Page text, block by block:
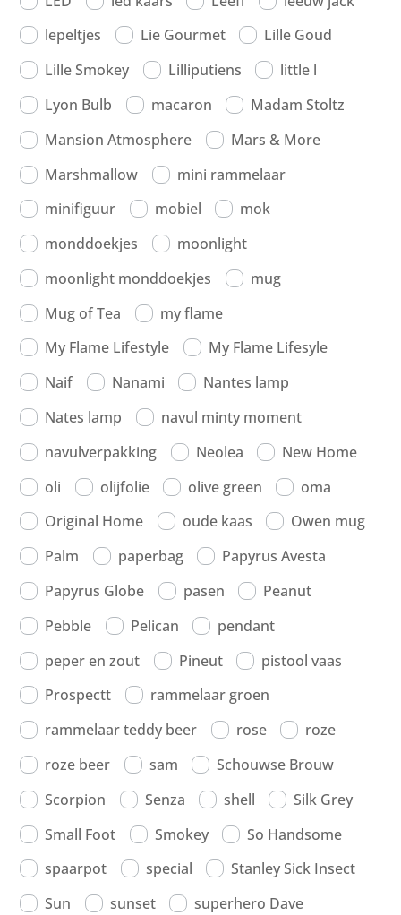
lepeltjes
Lie Gourmet
Lille Goud
Lille Smokey
Lilliputiens
little l
Lyon Bulb
macaron
Madam Stoltz
Mansion Atmosphere
Mars & More
Marshmallow
mini rammelaar
minifiguur
mobiel
mok
monddoekjes
moonlight
moonlight monddoekjes
mug
Mug of Tea
my flame
My Flame Lifestyle
My Flame Lifesyle
Naif
Nanami
Nantes lamp
Nates lamp
navul minty moment
navulverpakking
Neolea
New Home
oli
olijfolie olive green
oma
Original Home
oude kaas
Owen mug
Palm
paperbag
Papyrus Avesta
Papyrus Globe
pasen
Peanut
Pebble
Pelican
pendant
peper en zout
Pineut
pistool vaas
Prospectt
rammelaar groen
rammelaar teddy beer
rose
roze
roze beer
sam
Schouwse Brouw
Scorpion
Senza shell
Silk Grey
Small Foot
Smokey
So Handsome
spaarpot
special
Stanley Sick Insect
Sun
sunset
superhero Dave